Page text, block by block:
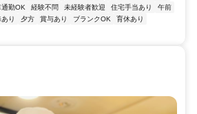
通勤OK 経験不問 未経験者歓迎 住宅手当あり
午前
り 夕方 賞与あり ブランクOK
育休あり